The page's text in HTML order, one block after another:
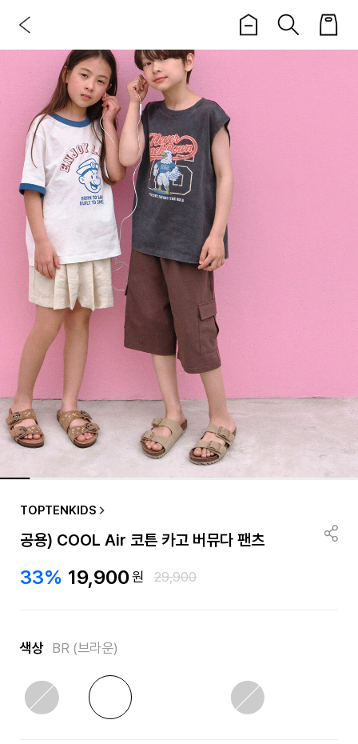
TOPTENKIDS
공용) COOL Air 코튼 카고 버뮤다 팬츠
33% 19,900원 29,900
색상 BR (브라운)